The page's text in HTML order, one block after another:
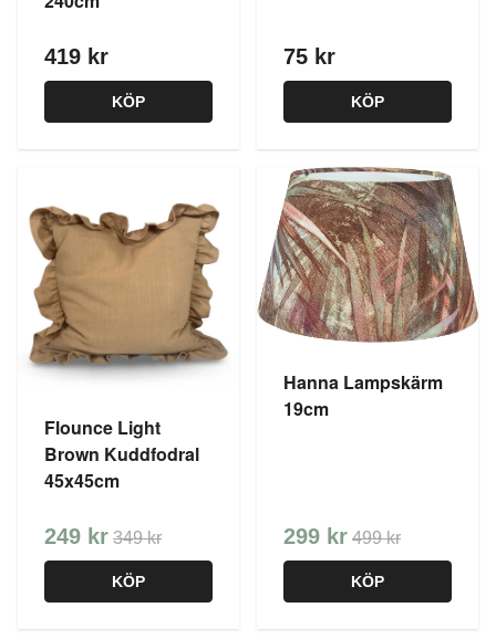
419 kr
KÖP
75 kr
KÖP
Flounce Light
Brown Kuddfodral
45x45cm
249 kr 349 kr
KÖP
Hanna Lampskärm
19cm
299 kr 499 kr
KÖP